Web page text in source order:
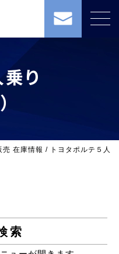
り
売 在庫情報 / トヨタポルテ５人
索